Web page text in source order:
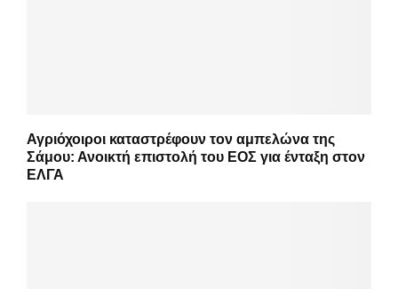
Αγριόχοιροι καταστρέφουν τον αμπελώνα της
Σάμου: Ανοικτή επιστολή του ΕΟΣ για ένταξη στον
ΕΛΓΑ